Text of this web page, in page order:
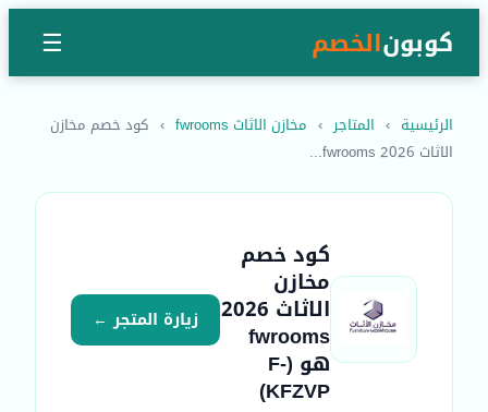
كوبونالخصم ☰
الرئيسية › المتاجر › مخازن الاثاث fwrooms › كود خصم مخازن
الاثاث 2026 fwrooms...
كود خصم
مخازن
الاثاث 2026
fwrooms
هو (F-
KFZVP)
زيارة المتجر ←